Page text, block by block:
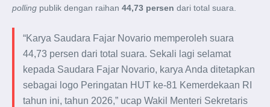
polling publik dengan raihan 44,73 persen dari total suara.
“Karya Saudara Fajar Novario memperoleh suara
44,73 persen dari total suara. Sekali lagi selamat
kepada Saudara Fajar Novario, karya Anda ditetapkan
sebagai logo Peringatan HUT ke-81 Kemerdekaan RI
tahun ini, tahun 2026,” ucap Wakil Menteri Sekretaris